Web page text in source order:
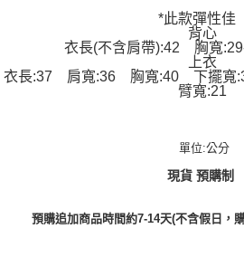
*此款彈性佳
背心
衣長(不含肩帶):42 胸寬
上衣
衣長:37 肩寬:36 胸寬:40 下擺
臂寬:21
單位:公分
現貨 預購制
預購追加商品時間約7-14天(不含假日，